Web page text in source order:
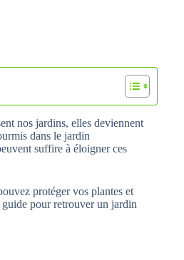
nos jardins, elles deviennent
dans le jardin
suffire à éloigner ces
protéger vos plantes et
pour retrouver un jardin